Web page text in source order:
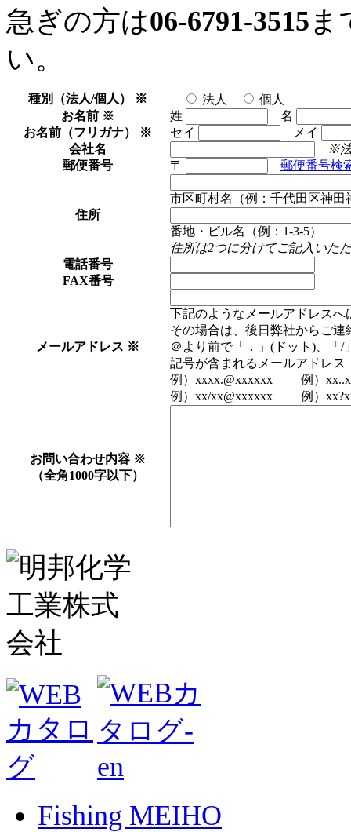
急ぎの方は06-6791-3515 ま
い。
種別（法人/個人） ※ 法人
個人
お名前 ※ 姓
名
お名前（フリガナ） ※ セイ
メイ
会社名
※
郵便番号
〒 郵便番号検
住所
市区町村名（例：千代田区神田
番地・ビル名（例：1-3-5）
住所は2つに分けてご記入いた
電話番号
FAX番号
メールアドレス ※
下記のようなメールアドレス
その場合は、後日弊社からご連
＠より前で「．」(ドット)、「/
記号が含まれるメールアドレス
例）xxxx.@xxxxxx 例）
例）xx/xx@xxxxxx 例）
お問い合わせ内容 ※
（全角1000字以下）
Fishing MEIHO